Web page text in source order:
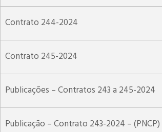
Contrato 244-2024
Contrato 245-2024
Publicações – Contratos 243 a 245-2024
Publicação – Contrato 243-2024 – (PNCP)